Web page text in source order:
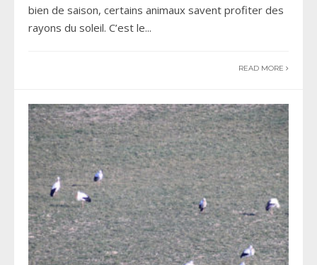
bien de saison, certains animaux savent profiter des
rayons du soleil. C’est le...
READ MORE